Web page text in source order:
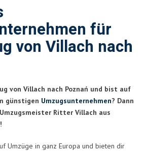
für
von Villach nach
von Villach nach Poznań und bist auf
günstigen Umzugsunternehmen? Dann
Ritter Villach aus
Umzüge in ganz Europa und bieten dir